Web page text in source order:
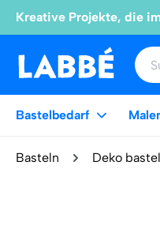
Kreative Projekte, die
Bastelbedarf
Basteln Deko